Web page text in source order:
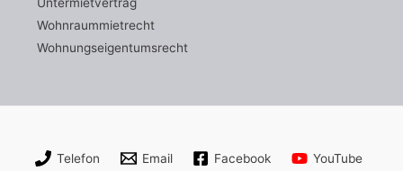
Untermietvertrag
Wohnraummietrecht
Wohnungseigentumsrecht
Telefon Email Facebook YouTube